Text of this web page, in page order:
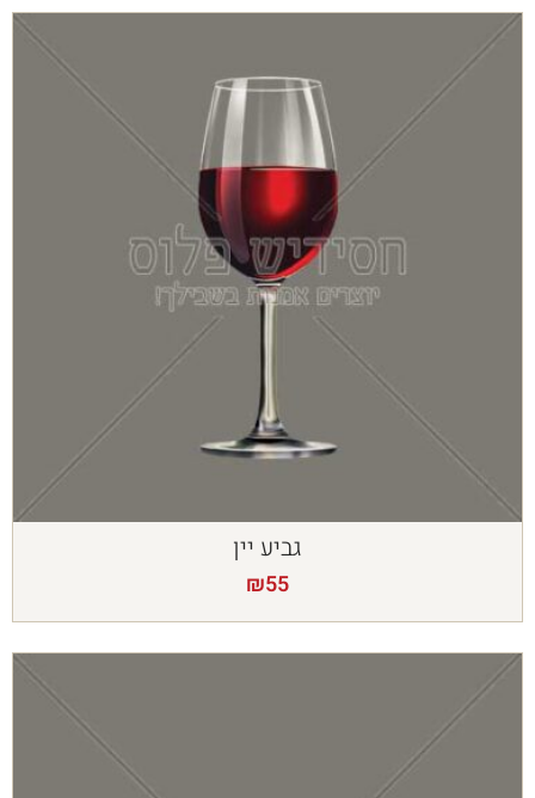
גביע יין
₪55